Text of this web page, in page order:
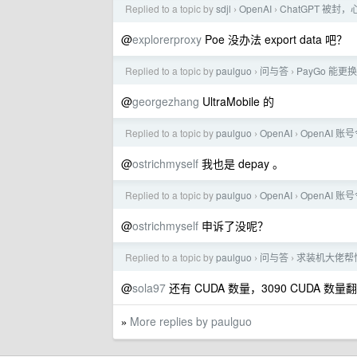
Replied to a topic bysdjl › OpenAI › ChatGPT 被封，
@explorerproxy Poe 没办法 export data 吧？
Replied to a topic bypaulguo › 问与答 › PayGo 能更
@georgezhang UltraMobile 的
Replied to a topic bypaulguo › OpenAI › OpenAI 账
@ostrichmyself 我也是 depay 。
Replied to a topic bypaulguo › OpenAI › OpenAI 账
@ostrichmyself 申诉了没呢？
Replied to a topic bypaulguo › 问与答 › 求装机大佬
@sola97 还有 CUDA 数量，3090 CUDA 数量
» More replies by paulguo